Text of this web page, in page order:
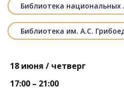
Библиотека национальных
Библиотека им. А.С.
18 июня / четверг
17:00 – 21:00